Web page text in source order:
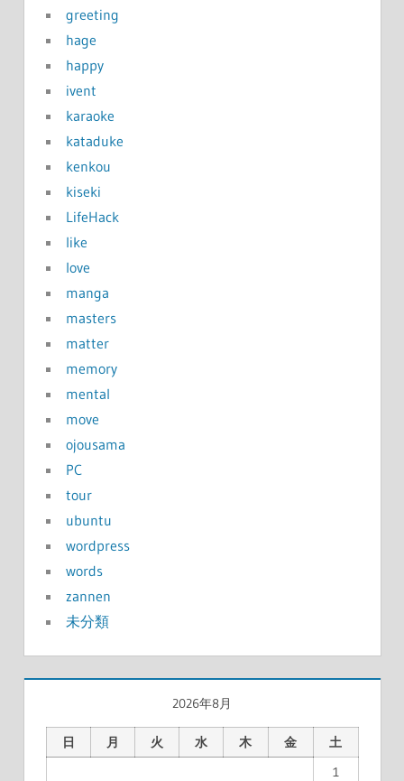
greeting
hage
happy
ivent
karaoke
kataduke
kenkou
kiseki
LifeHack
like
love
manga
masters
matter
memory
mental
move
ojousama
PC
tour
ubuntu
wordpress
words
zannen
未分類
2026年8月
日 月 火 水 木 金
土
1